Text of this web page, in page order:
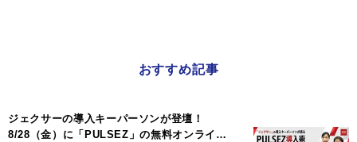
おすすめ記事
ジェクサーの導入キーパーソンが登壇！
8/28（金）に「PULSEZ」の無料オンライ…